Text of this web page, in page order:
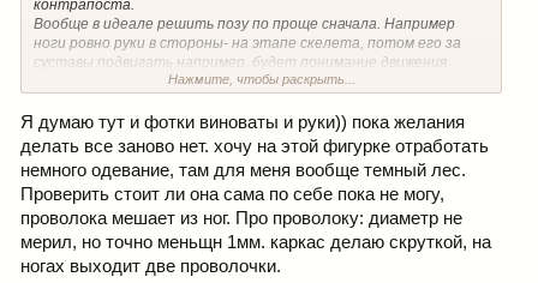
контрапоста.
Вообще в идеале решить позу по проще сначала. Например
ноги ровно руки в стороны- на этапе скелета, потом его за
суставы подвигать например, будет понимание движения
суставы можно (колени ,логтивой)-Фото. Вам напишут куда
гнуть или не гнуть. Сейчас куча мышц, а поза гуляет., как и
каркас.
Я совсем не мастер, и даже леплю сейчас редко, но часто как
раз начинающему трудно проявить терпение, и мне когда-то
ещё и на другом форуме сто раз говорили об одних и тех же
ошибках.. Просто начальный этап работы с фигуркой требует
определенных минимальных знаний пластической анатомии (
ну если конечно у вас не врожденый глазомер и
Нажмите, чтобы раскрыть...
Я думаю тут и фотки виноваты и руки)) пока желания
делать все заново нет. хочу на этой фигурке отработать
немного одевание, там для меня вообще темный лес.
Проверить стоит ли она сама по себе пока не могу,
проволока мешает из ног. Про проволоку: диаметр не
мерил, но точно меньщн 1мм. каркас делаю скруткой, на
ногах выходит две проволочки.